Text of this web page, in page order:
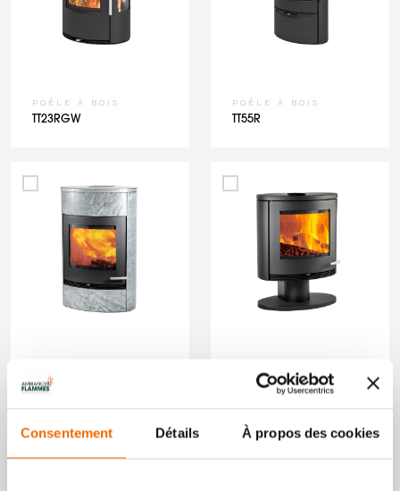
Consentement Détails À propos des cookies
POÊLE À BOIS
TT23RGW
POÊLE À BOIS
TT55R
TT22HST TT22RP
‹ 1 2 ...